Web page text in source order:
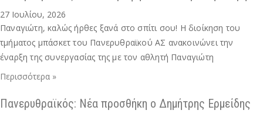
27 Ιουλίου, 2026
Παναγιώτη, καλώς ήρθες ξανά στο σπίτι σου! Η διοίκηση του
τμήματος μπάσκετ του Πανερυθραϊκού ΑΣ ανακοινώνει την
έναρξη της συνεργασίας της με τον αθλητή Παναγιώτη
Περισσότερα »
Πανερυθραϊκός: Νέα προσθήκη ο Δημήτρης Ερμείδης